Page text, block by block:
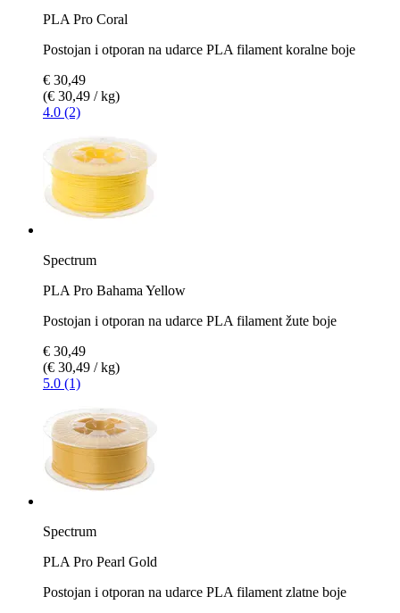
PLA Pro Coral
Postojan i otporan na udarce PLA filament koralne boje
€ 30,49
(€ 30,49 / kg)
4.0 (2)
Spectrum
PLA Pro Bahama Yellow
Postojan i otporan na udarce PLA filament žute boje
€ 30,49
(€ 30,49 / kg)
5.0 (1)
Spectrum
PLA Pro Pearl Gold
Postojan i otporan na udarce PLA filament zlatne boje